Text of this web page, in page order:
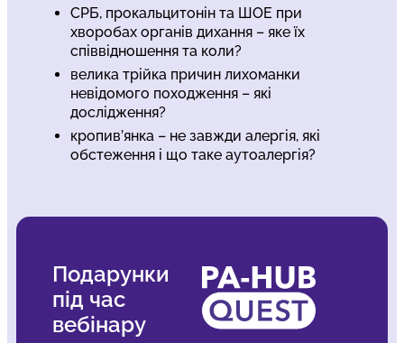
СРБ, прокальцитонін та ШОЕ при
хворобах органів дихання – яке їх
співвідношення та коли?
велика трійка причин лихоманки
невідомого походження – які
дослідження?
кропив’янка – не завжди алергія, які
обстеження і що таке аутоалергія?
Подарунки
під час
вебінару